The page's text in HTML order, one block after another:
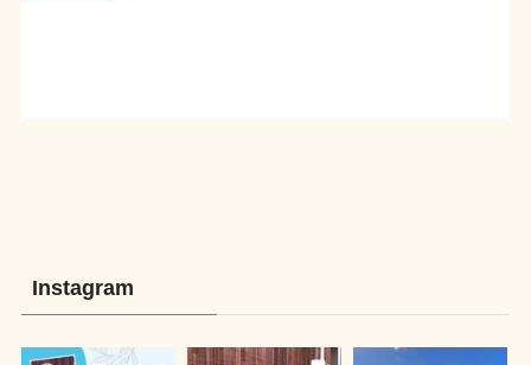
Instagram